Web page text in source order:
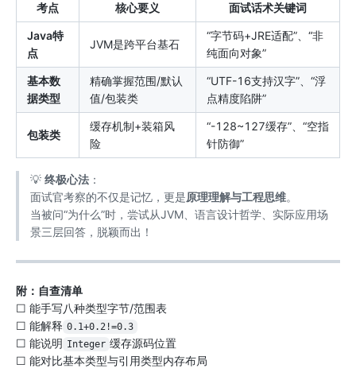
考点 核心要义 面试话术关键词
Java特
点
JVM是跨平台基石
“字节码+JRE适配”、“非
纯面向对象”
基本数
据类型
精确掌握范围/默认
值/包装类
“UTF-16支持汉字”、“浮
点精度陷阱”
包装类
缓存机制+装箱风
险
“-128~127缓存”、“空指
针防御”
💡 终极心法：
面试官考察的不仅是记忆，更是原理理解与工程思维。
当被问“为什么”时，尝试从JVM、语言设计哲学、实际应用场
景三层回答，脱颖而出！
附：自查清单
☐ 能手写八种类型字节/范围表
☐ 能解释 0.1+0.2!=0.3
☐ 能说明 Integer 缓存源码位置
☐ 能对比基本类型与引用类型内存布局